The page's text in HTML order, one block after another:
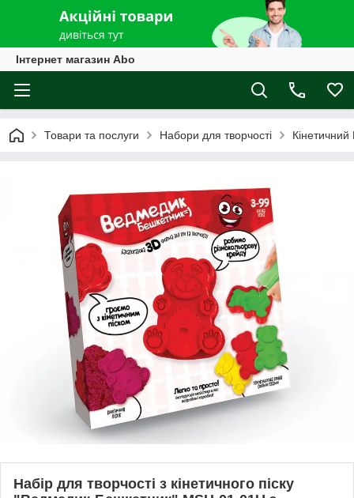
Інтернет магазин Abo
Товари та послуги Набори для творчості Кінетичний
Набір для творчості з кінетичного піску